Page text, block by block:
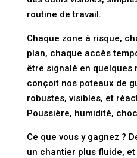
routine de travail.
Chaque zone à risque,
plan, chaque accès
être signalé en quelques
conçoit nos poteaux de
robustes, visibles, et
Poussière, humidité,
Ce que vous y gagnez ?
un chantier plus fluide,